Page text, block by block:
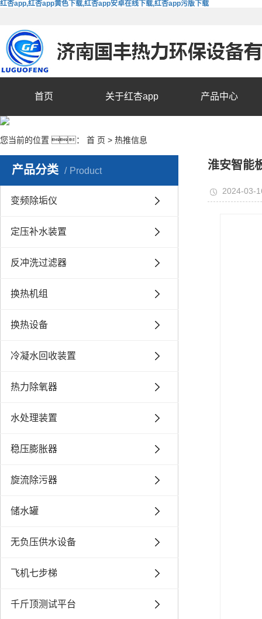
红杏app,红杏app黄色下载,红杏app安卓在线下载,红杏app污版下载
首页 关于红杏app 产品中心
您当前的位置 ： 首 页 > 热推信息
产品分类 Product
变频除垢仪
定压补水装置
反冲洗过滤器
换热机组
换热设备
冷凝水回收装置
热力除氧器
水处理装置
稳压膨胀器
旋流除污器
储水罐
无负压供水设备
飞机七步梯
千斤顶测试平台
淮安智能
2024-03-